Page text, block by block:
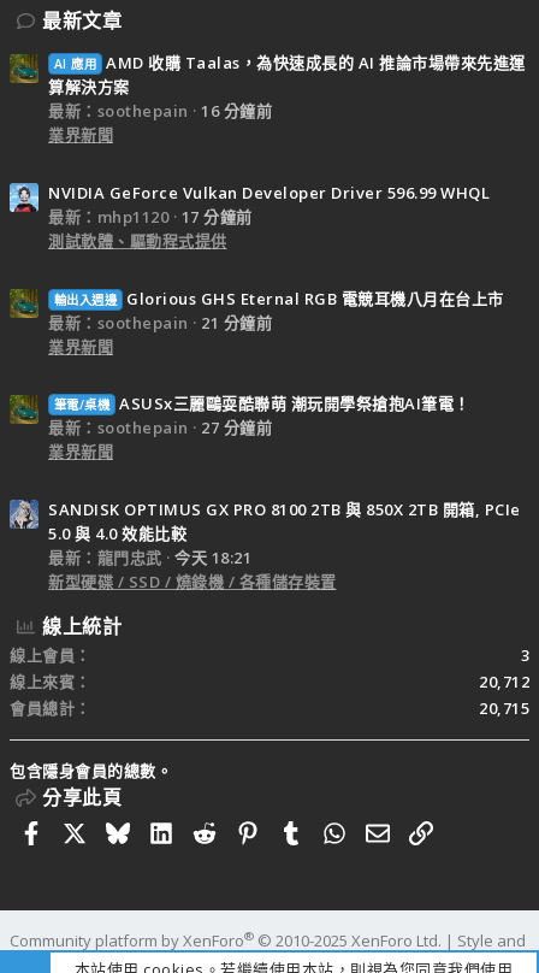
最新文章
AI 應用 AMD 收購 Taalas，為快速成長的 AI 推論市場帶來先進運
算解決方案
最新：soothepain
16 分鐘前
業界新聞
NVIDIA GeForce Vulkan Developer Driver 596.99 WHQL
最新：mhp1120
17 分鐘前
測試軟體、驅動程式提供
輸出入週邊
Glorious GHS Eternal RGB 電競耳機八月在台上市
最新：soothepain
21 分鐘前
業界新聞
筆電/桌機 ASUSx三麗鷗耍酷聯萌 潮玩開學祭搶抱AI筆電！
最新：soothepain
27 分鐘前
業界新聞
SANDISK OPTIMUS GX PRO 8100 2TB 與 850X 2TB 開箱, PCIe
5.0 與 4.0 效能比較
最新：龍門忠武
今天 18:21
新型硬碟 / SSD / 燒錄機 / 各種儲存裝置
線上統計
線上會員
3
線上來賓
20,712
會員總計
20,715
包含隱身會員的總數。
分享此頁
FacebookBlueskyLinkedIn
RedditPinterestTumblrWhatsApp
電子郵件
連結
Community platform by XenForo® © 2010-2025 XenForo Ltd. | Style and
add-ons by ThemeHouse